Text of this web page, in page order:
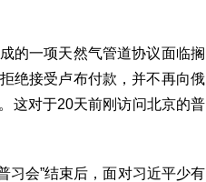
的一项天然气管道协议面临搁
绝接受卢布付款，并不再向俄
这对于20天前刚访问北京的普
习会”结束后，面对习近平少有